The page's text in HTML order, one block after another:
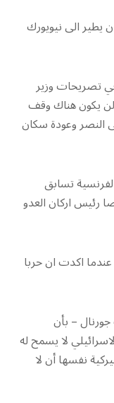
يطير الى نيويورك
في تصريحات وزير
لن يكون هناك وقف
النصر وعودة سكان
تسابق
رئيس اركان العدو
عندما اكدت ان حربا
– بأن
لا يسمح له
نفسها أن لا